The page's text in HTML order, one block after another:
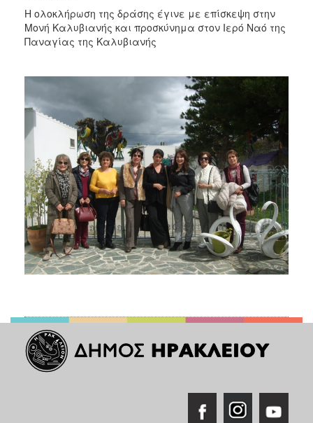
Η ολοκλήρωση της δράσης έγινε με επίσκεψη στην
Μονή Καλυβιανής και προσκύνημα στον Ιερό Ναό της
Παναγίας της Καλυβιανής